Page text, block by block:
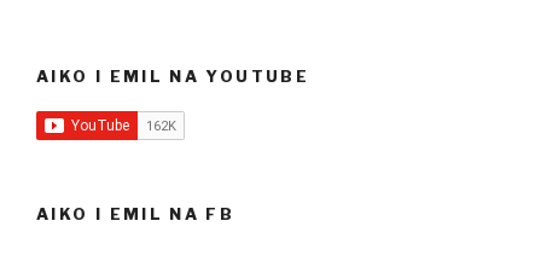
Tokio
–
Ooiriya
AIKO I EMIL NA YOUTUBE
AIKO I EMIL NA FB